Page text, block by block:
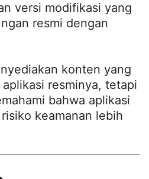
versi modifikasi yang
resmi dengan
konten yang
resminya, tetapi
bahwa aplikasi
keamanan lebih